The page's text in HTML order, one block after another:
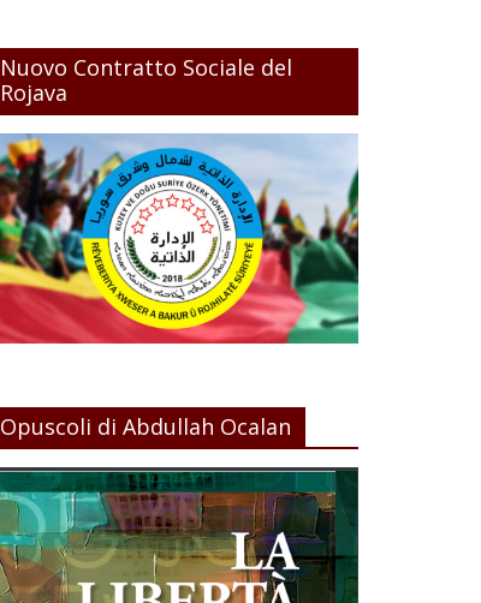
Nuovo Contratto Sociale del
Rojava
Opuscoli di Abdullah Ocalan